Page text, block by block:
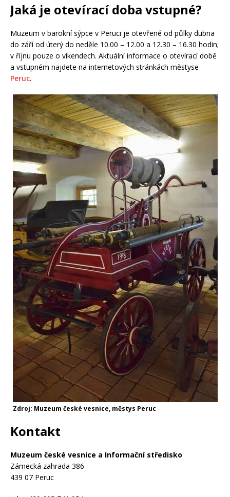
Jaká je otevírací doba vstupné?
Muzeum v barokní sýpce v Peruci je otevřené od půlky dubna
do září od úterý do neděle 10.00 – 12.00 a 12.30 – 16.30 hodin;
v říjnu pouze o víkendech. Aktuální informace o otevírací době
a vstupném najdete na internetových stránkách městyse
Peruc.
Zdroj: Muzeum české vesnice, městys Peruc
Kontakt
Muzeum české vesnice a Informační středisko
Zámecká zahrada 386
439 07 Peruc